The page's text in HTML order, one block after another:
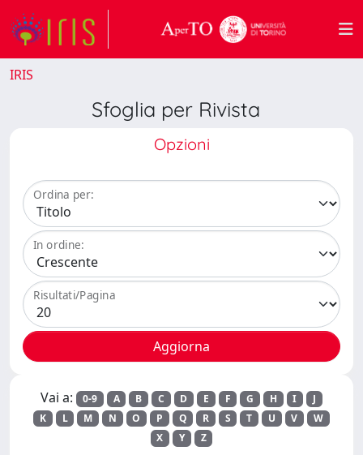
IRIS
Sfoglia per Rivista
Opzioni
Ordina per:
In ordine:
Risultati/Pagina
Vai a: 0-9 A B C D E F G H I
J
K
L M N O P Q R S T U V
W
X
Y Z